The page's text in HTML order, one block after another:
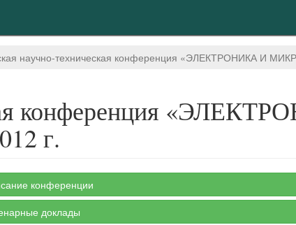
научно-техническая конференция «ЭЛЕКТРОНИКА И
конференция
г.
конференции
доклады